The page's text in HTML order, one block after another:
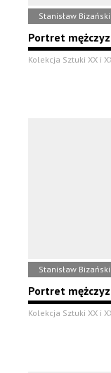
Stanisław Bizański
Portret
Kolekcja Sztuki XX i
Stanisław Bizański
Portret
Kolekcja Sztuki XX i